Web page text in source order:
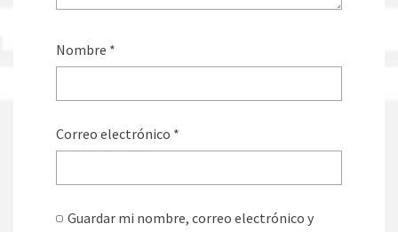
Nombre *
Correo electrónico *
Guardar mi nombre, correo electrónico y